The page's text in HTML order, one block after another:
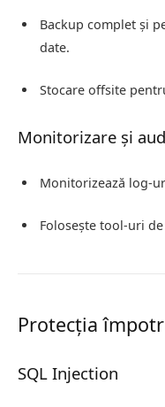
Backup complet și
date.
Stocare offsite
Monitorizare și
Monitorizează log-
Folosește tool-uri
Protecția
SQL Injection